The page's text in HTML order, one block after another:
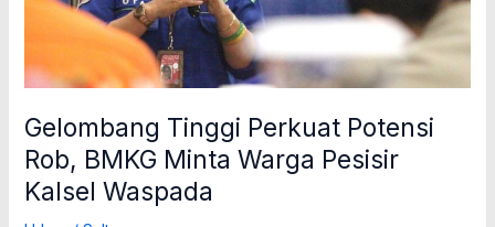
Gelombang Tinggi Perkuat Potensi
Rob, BMKG Minta Warga Pesisir
Kalsel Waspada
Kalsel